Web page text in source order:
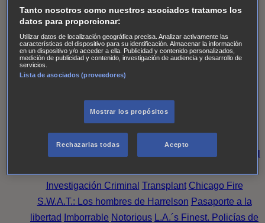
de personas desaparecidas Mad Dogs La Sustituta
Ladrón de guante blanco
AXN Masters of Sex Three PinesAccused CarterAlice
Nevers Crossing Lines Einstein Sobrenatural Cómo
defender a un asesino
Reckoning: Ajuste de Cuentas
Wild Bill Mentes Criminales
Investigación Criminal Transplant Chicago Fire
S.W.A.T.: Los hombres de Harrelson Pasaporte a la
libertad
Imborrable Notorious L.A.´s Finest. Policías de
Tanto nosotros como nuestros asociados tratamos los
datos para proporcionar:
Utilizar datos de localización geográfica precisa. Analizar activamente las
características del dispositivo para su identificación. Almacenar la información
en un dispositivo y/o acceder a ella. Publicidad y contenido personalizados,
medición de publicidad y contenido, investigación de audiencia y desarrollo de
servicios.
Lista de asociados (proveedores)
Mostrar los propósitos
Rechazarlas todas Acepto